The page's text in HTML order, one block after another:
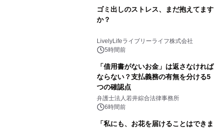
ゴミ出しのストレス、まだ抱えてます
か？
LivelyLifeライブリーライフ株式会社
5時間前
「借用書がないお金」は返さなければ
ならない？支払義務の有無を分ける5
つの確認点
弁護士法人若井綜合法律事務所
6時間前
「私にも、お花を届けることはできま